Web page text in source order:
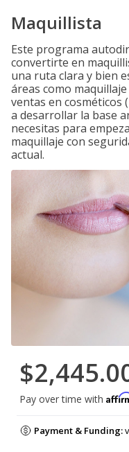
Maquillista
Este programa
convertirte en
una ruta clara y bien
áreas como
ventas en cosméticos
a desarrollar la base
necesitas para
maquillaje con
actual.
Pay over time with
Payment & Funding: